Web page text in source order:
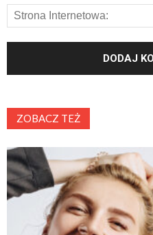
ZOBACZ TEŻ